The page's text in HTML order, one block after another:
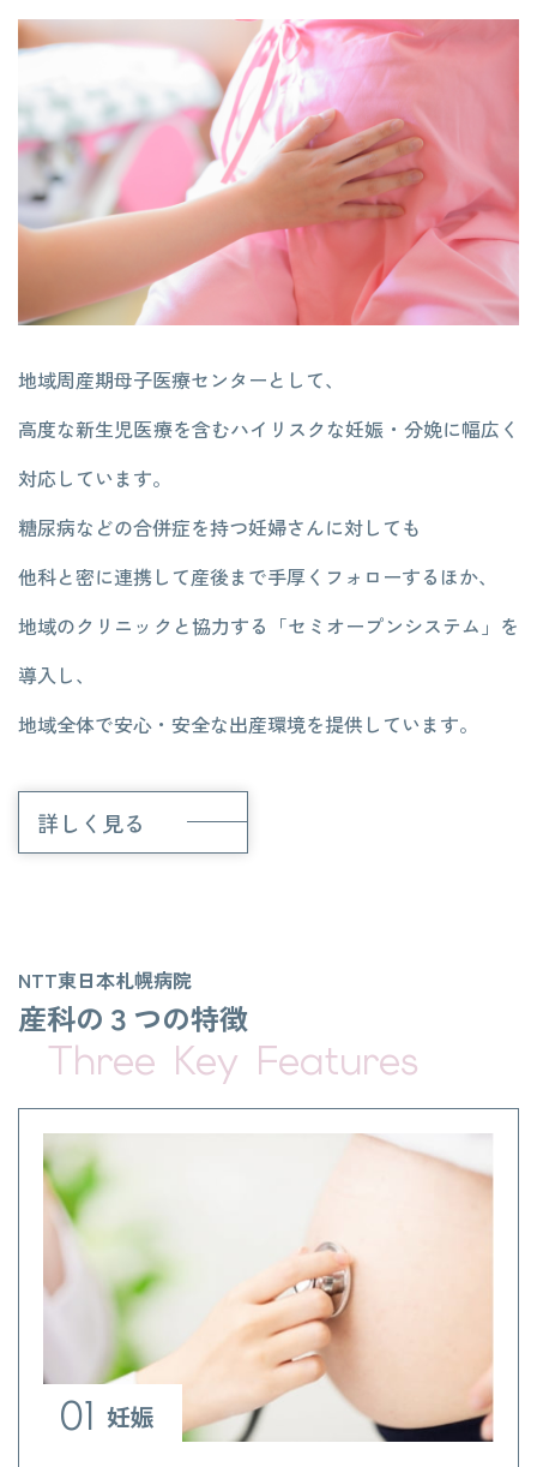
地域周産期母子医療センターとして、
高度な新生児医療を含むハイリスクな妊娠・分娩に幅広く
対応しています。
糖尿病などの合併症を持つ妊婦さんに対しても
他科と密に連携して産後まで手厚くフォローするほか、
地域のクリニックと協力する「セミオープンシステム」を
導入し、
地域全体で安心・安全な出産環境を提供しています。
詳しく見る
NTT東日本札幌病院
産科の３つの特徴
Three Key Features
01 妊娠